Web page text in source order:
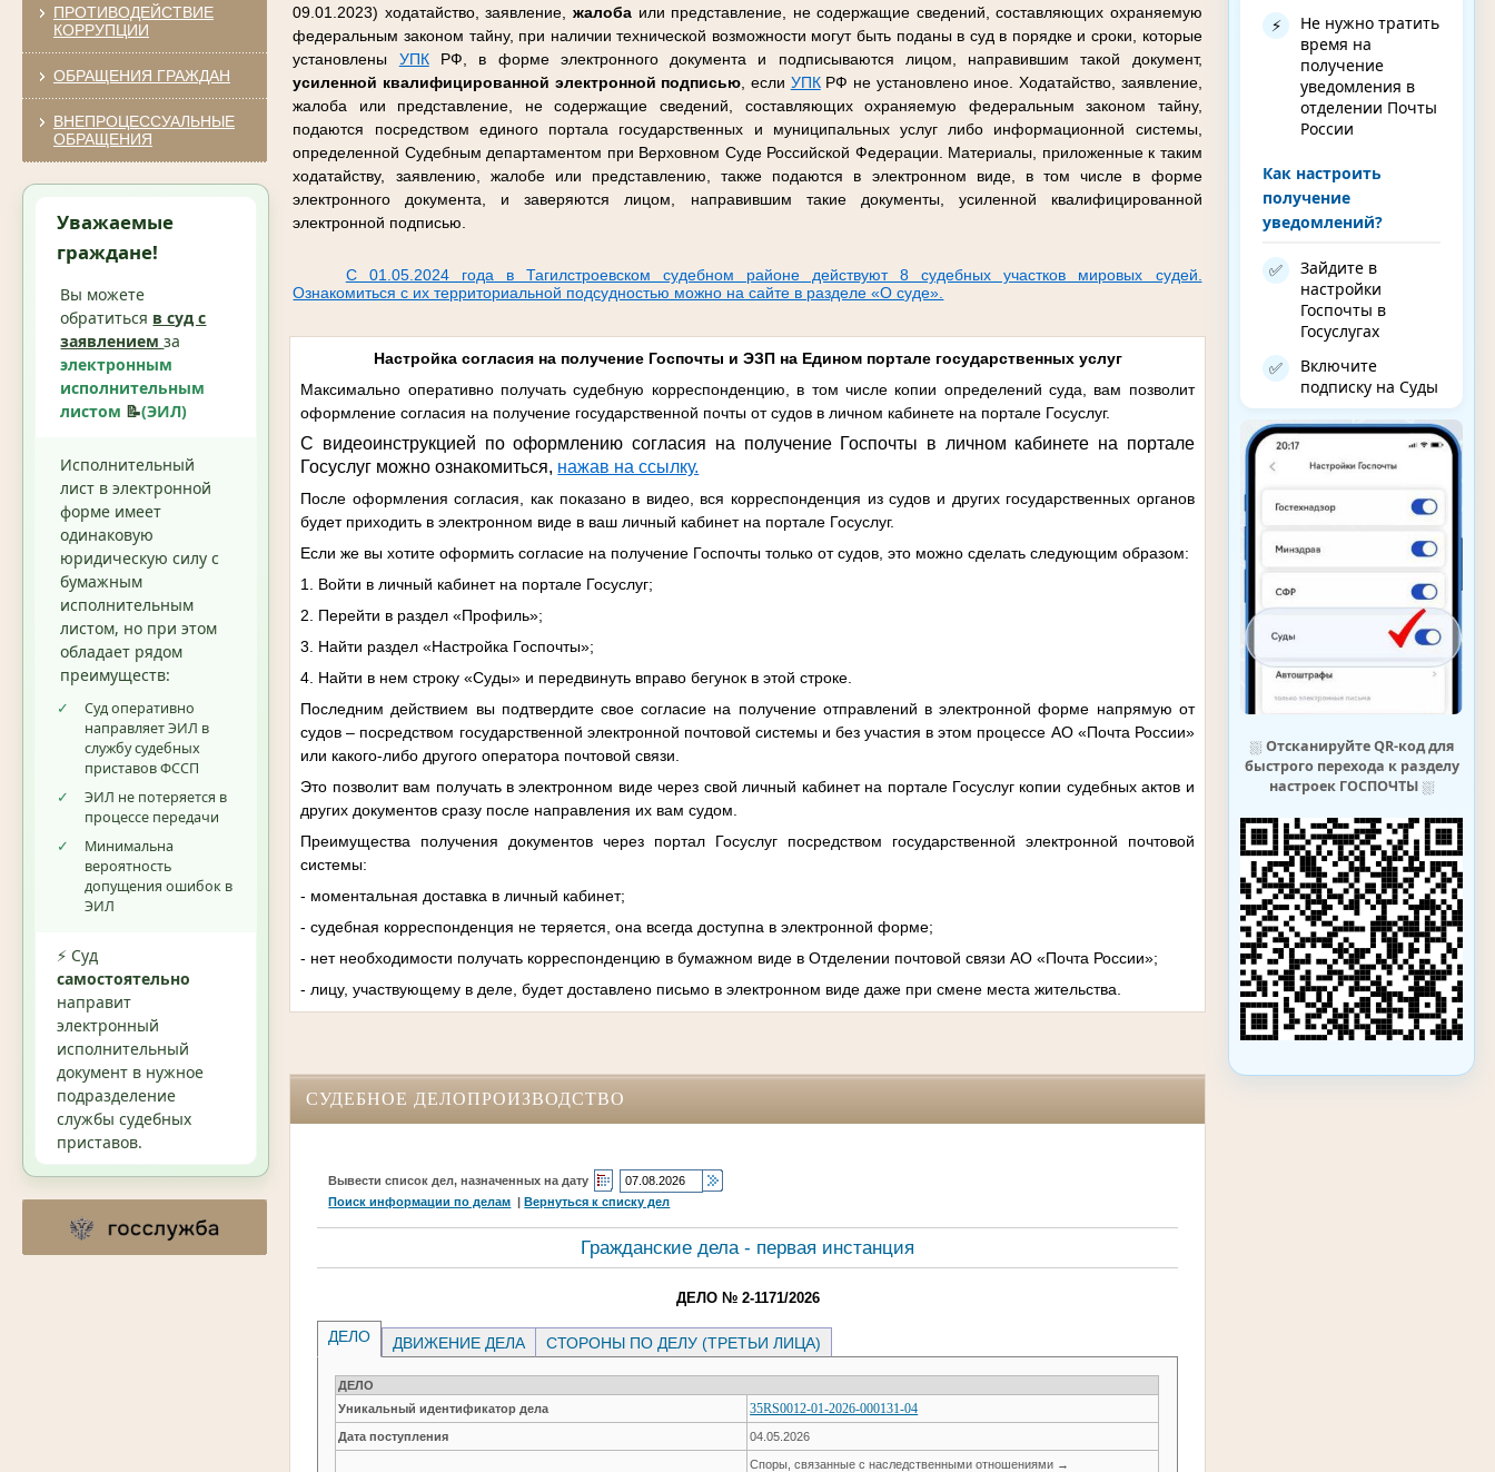
ПРОТИВОДЕЙСТВИЕ
КОРРУПЦИИ
ОБРАЩЕНИЯ ГРАЖДАН
ВНЕПРОЦЕССУАЛЬНЫЕ
ОБРАЩЕНИЯ
Уважаемые
граждане!
Вы можете
обратиться в суд с
заявлениемза
электронным
исполнительным
листом 📝(ЭИЛ)
Исполнительный
лист в электронной
форме имеет
одинаковую
юридическую силу с
бумажным
исполнительным
листом, но при этом
обладает рядом
преимуществ:
✓
Суд оперативно
направляет ЭИЛ в
службу судебных
приставов ФССП
✓
ЭИЛ не потеряется в
процессе передачи
✓
Минимальна
вероятность
допущения ошибок в
ЭИЛ
⚡ Суд
самостоятельно
направит
электронный
исполнительный
документ в нужное
подразделение
службы судебных
приставов.
⚡
Не нужно тратить
время на
получение
уведомления в
отделении Почты
России
Как настроить
получение
уведомлений?
✅
Зайдите в
настройки
Госпочты в
Госуслугах
✅
Включите
подписку на Суды
⛆ Отсканируйте QR-код для
быстрого перехода к разделу
настроек ГОСПОЧТЫ⛆
09.01.2023) ходатайство, заявление, жалоба или представление, не содержащие сведений, составляющих охраняемую
федеральным законом тайну, при наличии технической возможности могут быть поданы в суд в порядке и сроки, которые
установлены УПКРФ, в форме электронного документа и подписываются лицом, направившим такой документ,
усиленной квалифицированной электронной подписью, если УПКРФ не установлено иное. Ходатайство, заявление,
жалоба или представление, не содержащие сведений, составляющих охраняемую федеральным законом тайну,
подаются посредством единого портала государственных и муниципальных услуг либо информационной системы,
определенной Судебным департаментом при Верховном Суде Российской Федерации. Материалы, приложенные к таким
ходатайству, заявлению, жалобе или представлению, также подаются в электронном виде, в том числе в форме
электронного документа, и заверяются лицом, направившим такие документы, усиленной квалифицированной
электронной подписью.
С 01.05.2024 года в Тагилстроевском судебном районе действуют 8 судебных участков мировых судей.
Ознакомиться с их территориальной подсудностью можно на сайте в разделе «О суде».
Настройка согласия на получение Госпочты и ЭЗП на Едином портале государственных услуг
Максимально оперативно получать судебную корреспонденцию, в том числе копии определений суда, вам позволит
оформление согласия на получение государственной почты от судов в личном кабинете на портале Госуслуг.
С видеоинструкцией по оформлению согласия на получение Госпочты в личном кабинете на портале
Госуслуг можно ознакомиться, нажав на ссылку.
После оформления согласия, как показано в видео, вся корреспонденция из судов и других государственных органов
будет приходить в электронном виде в ваш личный кабинет на портале Госуслуг.
Если же вы хотите оформить согласие на получение Госпочты только от судов, это можно сделать следующим образом:
1. Войти в личный кабинет на портале Госуслуг;
2. Перейти в раздел «Профиль»;
3. Найти раздел «Настройка Госпочты»;
4. Найти в нем строку «Суды» и передвинуть вправо бегунок в этой строке.
Последним действием вы подтвердите свое согласие на получение отправлений в электронной форме напрямую от
судов – посредством государственной электронной почтовой системы и без участия в этом процессе АО «Почта России»
или какого-либо другого оператора почтовой связи.
Это позволит вам получать в электронном виде через свой личный кабинет на портале Госуслуг копии судебных актов и
других документов сразу после направления их вам судом.
Преимущества получения документов через портал Госуслуг посредством государственной электронной почтовой
системы:
- моментальная доставка в личный кабинет;
- судебная корреспонденция не теряется, она всегда доступна в электронной форме;
- нет необходимости получать корреспонденцию в бумажном виде в Отделении почтовой связи АО «Почта России»;
- лицу, участвующему в деле, будет доставлено письмо в электронном виде даже при смене места жительства.
СУДЕБНОЕ ДЕЛОПРОИЗВОДСТВО
Вывести список дел, назначенных на дату
Поиск информации по делам |Вернуться к списку дел
Гражданские дела - первая инстанция
ДЕЛО № 2-1171/2026
ДЕЛО ДВИЖЕНИЕ ДЕЛА СТОРОНЫ ПО ДЕЛУ (ТРЕТЬИ ЛИЦА)
ДЕЛО
Уникальный идентификатор дела
35RS0012-01-2026-000131-04
Дата поступления 04.05.2026
Споры, связанные с наследственными отношениями →